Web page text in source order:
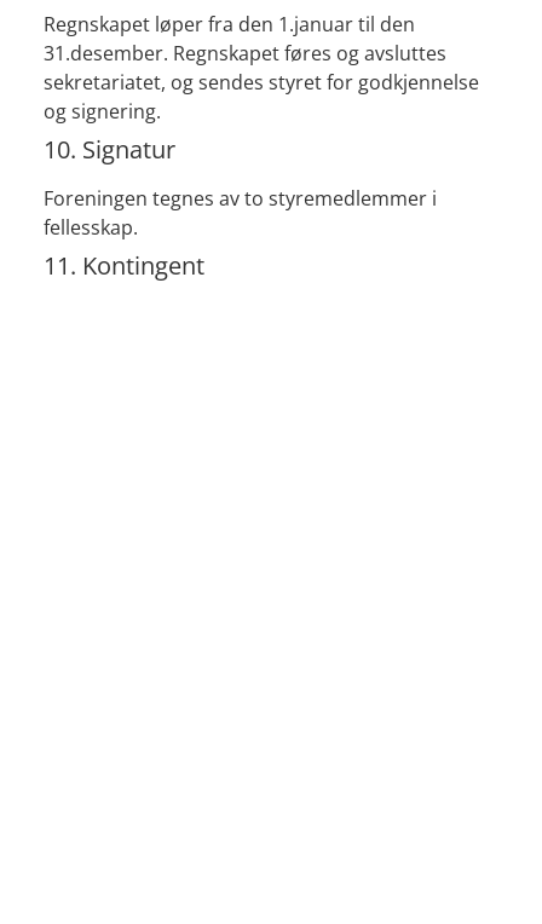
Regnskapet løper fra den 1.januar til den
31.desember. Regnskapet føres og avsluttes
sekretariatet, og sendes styret for godkjennelse
og signering.
10. Signatur
Foreningen tegnes av to styremedlemmer i
fellesskap.
11. Kontingent